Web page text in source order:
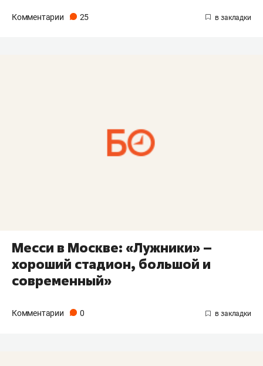
Комментарии 25
Месси в Москве: «Лужники» –
хороший стадион, большой и
современный»
Комментарии 0